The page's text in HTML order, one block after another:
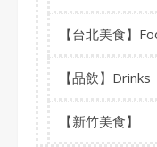
【台北美食】
【品飲】Drinks
【新竹美食】